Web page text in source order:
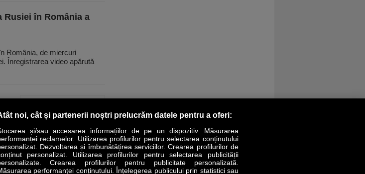
Rusiei în România a
România, de miercuri
Înregistrarea video apărută
ANALIZE HI-TECH MEET THE CEO LIFESTYLE SPECIAL OPINII
noi, cât și partenerii noștri prelucrăm datele pentru a oferi:
și/sau accesarea informațiilor de pe un dispozitiv. Măsurarea
reclamelor. Utilizarea profilurilor pentru selectarea conținutului
Dezvoltarea și îmbunătățirea serviciilor. Crearea profilurilor de
personalizat. Utilizarea profilurilor pentru selectarea publicității
Crearea profilurilor pentru publicitate personalizată.
performanței conținutului. Înțelegerea publicului prin statistici sau